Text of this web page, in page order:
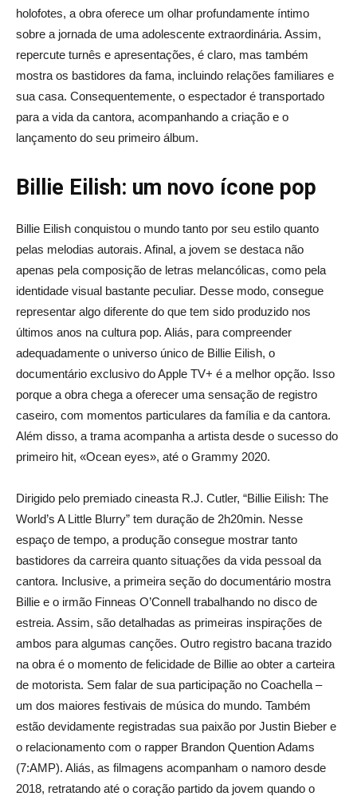
holofotes, a obra oferece um olhar profundamente íntimo
sobre a jornada de uma adolescente extraordinária. Assim,
repercute turnês e apresentações, é claro, mas também
mostra os bastidores da fama, incluindo relações familiares e
sua casa. Consequentemente, o espectador é transportado
para a vida da cantora, acompanhando a criação e o
lançamento do seu primeiro álbum.
Billie Eilish: um novo ícone pop
Billie Eilish conquistou o mundo tanto por seu estilo quanto
pelas melodias autorais. Afinal, a jovem se destaca não
apenas pela composição de letras melancólicas, como pela
identidade visual bastante peculiar. Desse modo, consegue
representar algo diferente do que tem sido produzido nos
últimos anos na cultura pop. Aliás, para compreender
adequadamente o universo único de Billie Eilish, o
documentário exclusivo do Apple TV+ é a melhor opção. Isso
porque a obra chega a oferecer uma sensação de registro
caseiro, com momentos particulares da família e da cantora.
Além disso, a trama acompanha a artista desde o sucesso do
primeiro hit, «Ocean eyes», até o Grammy 2020.
Dirigido pelo premiado cineasta R.J. Cutler, “Billie Eilish: The
World’s A Little Blurry” tem duração de 2h20min. Nesse
espaço de tempo, a produção consegue mostrar tanto
bastidores da carreira quanto situações da vida pessoal da
cantora. Inclusive, a primeira seção do documentário mostra
Billie e o irmão Finneas O’Connell trabalhando no disco de
estreia. Assim, são detalhadas as primeiras inspirações de
ambos para algumas canções. Outro registro bacana trazido
na obra é o momento de felicidade de Billie ao obter a carteira
de motorista. Sem falar de sua participação no Coachella –
um dos maiores festivais de música do mundo. Também
estão devidamente registradas sua paixão por Justin Bieber e
o relacionamento com o rapper Brandon Quention Adams
(7:AMP). Aliás, as filmagens acompanham o namoro desde
2018, retratando até o coração partido da jovem quando o